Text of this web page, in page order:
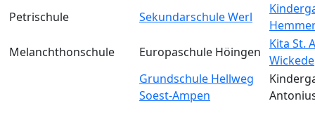
Petrischule Sekundarschule Werl
Melanchthonschule
Europaschule Höingen
Kita St.
Wickede
Grundschule Hellweg
Soest-Ampen